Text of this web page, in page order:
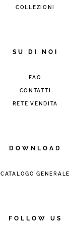
COLLEZIONI
SU DI NOI
FAQ
CONTATTI
RETE VENDITA
DOWNLOAD
CATALOGO GENERALE
FOLLOW US